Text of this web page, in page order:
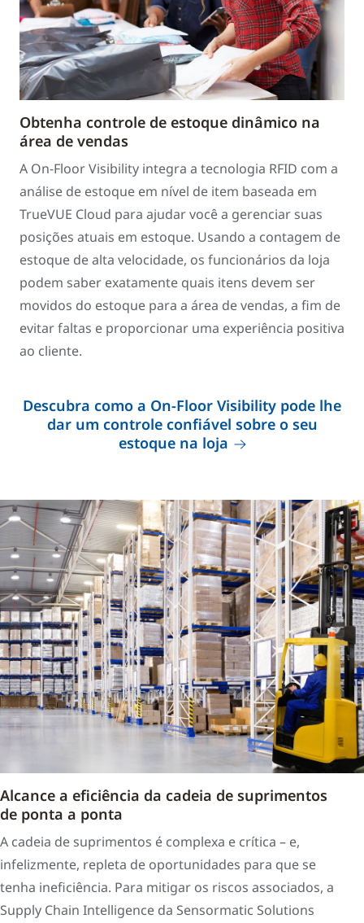
Obtenha controle de estoque dinâmico na
área de vendas
A On-Floor Visibility integra a tecnologia RFID com a
análise de estoque em nível de item baseada em
TrueVUE Cloud para ajudar você a gerenciar suas
posições atuais em estoque. Usando a contagem de
estoque de alta velocidade, os funcionários da loja
podem saber exatamente quais itens devem ser
movidos do estoque para a área de vendas, a fim de
evitar faltas​ e proporcionar uma experiência positiva
ao cliente.
Descubra como a On-Floor Visibility pode lhe
dar um controle confiável sobre o seu
estoque na loja
Alcance a eficiência da cadeia de suprimentos
de ponta a ponta
A cadeia de suprimentos é complexa e crítica – e,
infelizmente, repleta de oportunidades para que se
tenha ineficiência. Para mitigar os riscos associados, a
Supply Chain Intelligence da Sensormatic Solutions